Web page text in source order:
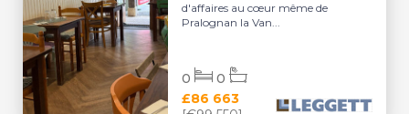
d'affaires au cœur même de
Pralognan la Van...
£86 663
0 0